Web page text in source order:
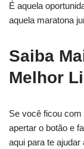
É aquela
aquela maratona
Saiba
Melhor
Se você ficou
apertar o botão e
aqui para te